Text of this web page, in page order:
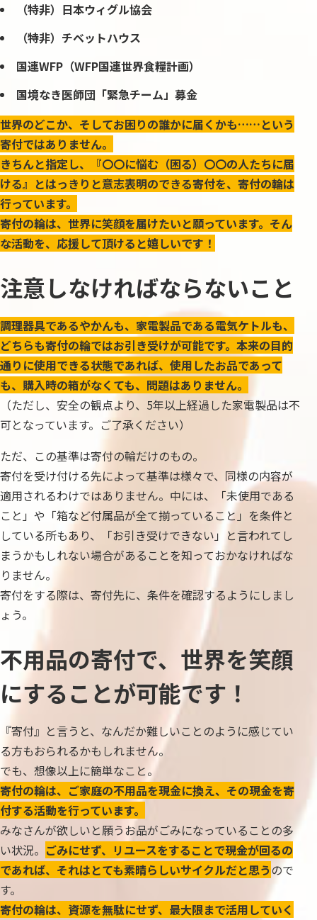
（特非）日本ウィグル協会
（特非）チベットハウス
国連WFP （WFP国連世界食糧計画）
国境なき医師団「緊急チーム」募金
世界のどこか、そしてお困りの誰かに届くかも……という
寄付ではありません。
きちんと指定し、『〇〇に悩む（困る）〇〇の人たちに届
ける』とはっきりと意志表明のできる寄付を、寄付の輪は
行っています。
寄付の輪は、世界に笑顔を届けたいと願っています。そん
な活動を、応援して頂けると嬉しいです！
注意しなければならないこと
調理器具であるやかんも、家電製品である電気ケトルも、
どちらも寄付の輪ではお引き受けが可能です。本来の目的
通りに使用できる状態であれば、使用したお品であって
も、購入時の箱がなくても、問題はありません。
（ただし、安全の観点より、5年以上経過した家電製品は不
可となっています。ご了承ください）
ただ、この基準は寄付の輪だけのもの。
寄付を受け付ける先によって基準は様々で、同様の内容が
適用されるわけではありません。中には、「未使用である
こと」や「箱など付属品が全て揃っていること」を条件と
している所もあり、「お引き受けできない」と言われてし
まうかもしれない場合があることを知っておかなければな
りません。
寄付をする際は、寄付先に、条件を確認するようにしまし
ょう。
不用品の寄付で、世界を笑顔
にすることが可能です！
『寄付』と言うと、なんだか難しいことのように感じてい
る方もおられるかもしれません。
でも、想像以上に簡単なこと。
寄付の輪は、ご家庭の不用品を現金に換え、その現金を寄
付する活動を行っています。
みなさんが欲しいと願うお品がごみになっていることの多
い状況。 ごみにせず、リユースをすることで現金が回るの
であれば、それはとても素晴らしいサイクルだと思うので
す。
寄付の輪は、資源を無駄にせず、最大限まで活用していく